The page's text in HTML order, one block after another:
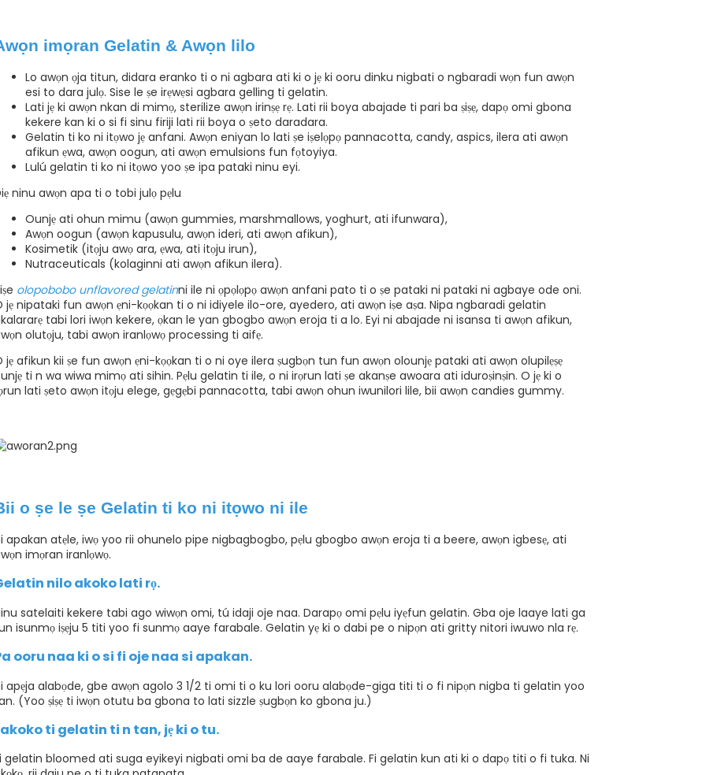
imọran Gelatin & Awọn lilo
Lo awọn ọja titun, didara eranko ti o ni agbara ati ki o jẹ ki ooru dinku nigbati o ngbaradi wọn fun awọn
esi to dara julọ. Sise le ṣe irẹwẹsi agbara gelling ti gelatin.
Lati jẹ ki awọn nkan di mimọ, sterilize awọn irinṣẹ rẹ. Lati rii boya abajade ti pari ba ṣiṣẹ, dapọ omi gbona
kekere kan ki o si fi sinu firiji lati rii boya o ṣeto daradara.
Gelatin ti ko ni itọwo jẹ anfani. Awọn eniyan lo lati ṣe iṣelọpọ pannacotta, candy, aspics, ilera ati awọn
afikun ẹwa, awọn oogun, ati awọn emulsions fun fọtoyiya.
Lulú gelatin ti ko ni itọwo yoo ṣe ipa pataki ninu eyi.
ninu awọn apa ti o tobi julọ pẹlu
Ounjẹ ati ohun mimu (awọn gummies, marshmallows, yoghurt, ati ifunwara),
Awọn oogun (awọn kapusulu, awọn ideri, ati awọn afikun),
Kosimetik (itọju awọ ara, ẹwa, ati itọju irun),
Nutraceuticals (kolaginni ati awọn afikun ilera).
olopobobo unflavored gelatinni ile ni ọpọlọpọ awọn anfani pato ti o ṣe pataki ni pataki ni agbaye ode oni.
jẹ nipataki fun awọn ẹni-kọọkan ti o ni idiyele ilo-ore, ayedero, ati awọn iṣe aṣa. Nipa ngbaradi gelatin
tabi lori iwọn kekere, ọkan le yan gbogbo awọn eroja ti a lo. Eyi ni abajade ni isansa ti awọn afikun,
olutọju, tabi awọn iranlọwọ processing ti aifẹ.
jẹ afikun kii ṣe fun awọn ẹni-kọọkan ti o ni oye ilera ṣugbọn tun fun awọn olounjẹ pataki ati awọn olupilẹṣẹ
ti n wa wiwa mimọ ati sihin. Pẹlu gelatin ti ile, o ni irọrun lati ṣe akanṣe awoara ati iduroṣinṣin. O jẹ ki o
lati ṣeto awọn itọju elege, gẹgẹbi pannacotta, tabi awọn ohun iwunilori lile, bii awọn candies gummy.
o ṣe le ṣe Gelatin ti ko ni itọwo ni ile
apakan atẹle, iwọ yoo rii ohunelo pipe nigbagbogbo, pẹlu gbogbo awọn eroja ti a beere, awọn igbesẹ, ati
imọran iranlọwọ.
nilo akoko lati rọ.
satelaiti kekere tabi ago wiwọn omi, tú idaji oje naa. Darapọ omi pẹlu iyẹfun gelatin. Gba oje laaye lati ga
isunmọ iṣẹju 5 titi yoo fi sunmọ aaye farabale. Gelatin yẹ ki o dabi pe o nipọn ati gritty nitori iwuwo nla rẹ.
ooru naa ki o si fi oje naa si apakan.
apẹja alabọde, gbe awọn agolo 3 1/2 ti omi ti o ku lori ooru alabọde-giga titi ti o fi nipọn nigba ti gelatin yoo
(Yoo ṣiṣẹ ti iwọn otutu ba gbona to lati sizzle ṣugbọn ko gbona ju.)
ti gelatin ti n tan, jẹ ki o tu.
gelatin bloomed ati suga eyikeyi nigbati omi ba de aaye farabale. Fi gelatin kun ati ki o dapọ titi o fi tuka. Ni